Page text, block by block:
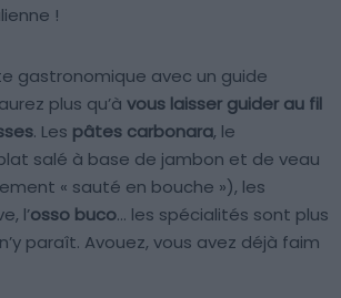
!
gastronomique avec un guide
plus qu’à vous laisser guider au fil
. Les pâtes carbonara, le
salé à base de jambon et de veau
« sauté en bouche »), les
l’osso buco… les spécialités sont plus
paraît. Avouez, vous avez déjà faim